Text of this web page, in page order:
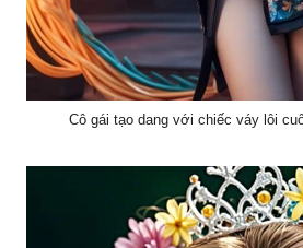
Cô gái tạo dang với chiếc váy lôi